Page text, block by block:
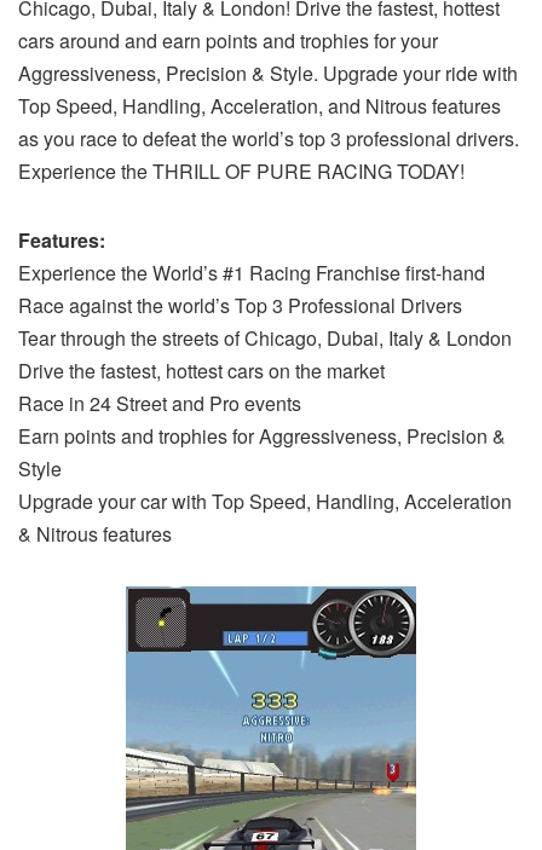
Chicago, Dubai, Italy & London! Drive the fastest, hottest
cars around and earn points and trophies for your
Aggressiveness, Precision & Style. Upgrade your ride with
Top Speed, Handling, Acceleration, and Nitrous features
as you race to defeat the world’s top 3 professional drivers.
Experience the THRILL OF PURE RACING TODAY!
Features:
Experience the World’s #1 Racing Franchise first-hand
Race against the world’s Top 3 Professional Drivers
Tear through the streets of Chicago, Dubai, Italy & London
Drive the fastest, hottest cars on the market
Race in 24 Street and Pro events
Earn points and trophies for Aggressiveness, Precision &
Style
Upgrade your car with Top Speed, Handling, Acceleration
& Nitrous features